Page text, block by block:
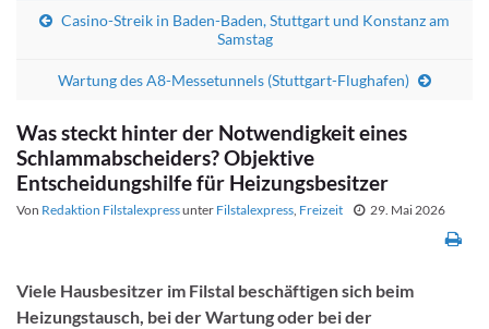
Casino-Streik in Baden-Baden, Stuttgart und Konstanz am
Samstag
Wartung des A8-Messetunnels (Stuttgart-Flughafen)
Was steckt hinter der Notwendigkeit eines
Schlammabscheiders? Objektive
Entscheidungshilfe für Heizungsbesitzer
Von Redaktion Filstalexpressunter Filstalexpress, Freizeit 29. Mai 2026
Viele Hausbesitzer im Filstal beschäftigen sich beim
Heizungstausch, bei der Wartung oder bei der